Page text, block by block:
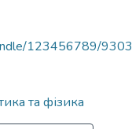
123456789/9303
та фізика